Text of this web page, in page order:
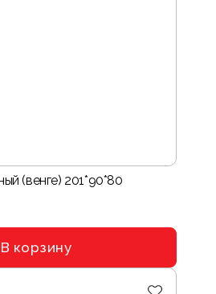
(венге) 201*90*80
В корзину